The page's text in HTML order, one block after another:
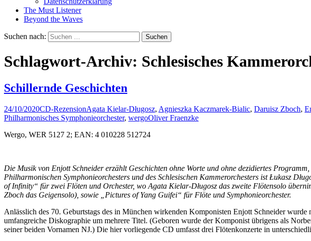
The Must Listener
Beyond the Waves
Suchen nach:
Schlagwort-Archiv: Schlesisches
Schillernde Geschichten
24/10/2020CD-RezensionAgata Kielar-Długosz, Agnieszka Kaczmarek-Bialic, Daruisz Zboch,
Philharmonisches Symphonieorchester, wergoOliver Fraenzke
Wergo, WER 5127 2; EAN: 4 010228 512724
Die Musik von Enjott Schneider erzählt Geschichten ohne Worte und ohne dezidiertes
Philharmonischen Symphonieorchesters und des Schlesischen Kammerorchesters ist Łukasz
of Infinity“ für zwei Flöten und Orchester, wo Agata Kielar-Długosz das zweite Flötensolo
Zboch das Geigensolo), sowie „Pictures of Yang Guifei“ für Flöte und Symphonieorchester.
Anlässlich des 70. Geburtstags des in München wirkenden Komponisten Enjott Schneider
umfangreiche Diskographie um mehrere Titel. (Geboren wurde der Komponist übrigens als
seiner beiden Vornamen NJ.) Die hier vorliegende CD umfasst drei Flötenkonzerte in